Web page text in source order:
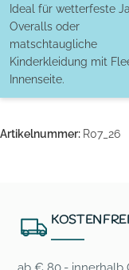
Ideal für wetterfeste
Overalls oder
matschtaugliche
Kinderkleidung mit
Innenseite.
Artikelnummer: R07_26